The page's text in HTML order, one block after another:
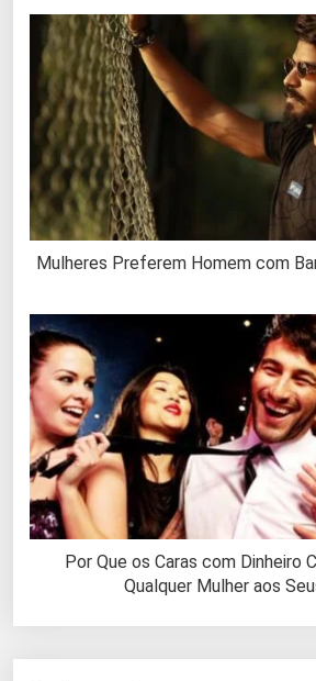
Mulheres Preferem Homem com
Por Que os Caras com Dinheiro
Qualquer Mulher aos